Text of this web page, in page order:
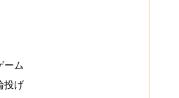
ーム
投げ